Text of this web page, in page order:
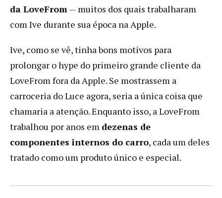
da LoveFrom— muitos dos quais trabalharam
com Ive durante sua época na Apple.
Ive, como se vê, tinha bons motivos para
prolongar o hype do primeiro grande cliente da
LoveFrom fora da Apple. Se mostrassem a
carroceria do Luce agora, seria a única coisa que
chamaria a atenção. Enquanto isso, a LoveFrom
trabalhou por anos em dezenas de
componentes internos do carro, cada um deles
tratado como um produto único e especial.